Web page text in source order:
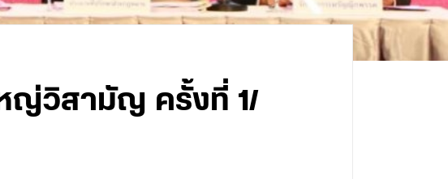
ญ่วิสามัญ ครั้งที่ 1/